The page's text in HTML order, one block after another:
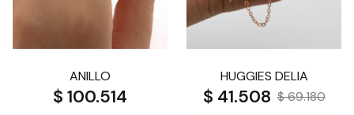
ANILLO
$ 100.514
HUGGIES DELIA
$ 41.508 $ 69.180